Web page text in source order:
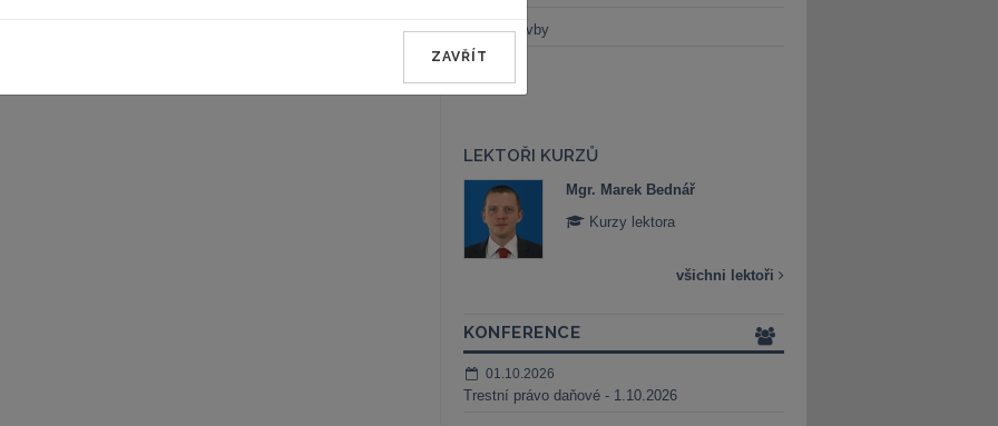
Černé stavby
LEKTOŘI KURZŮ
Mgr. Marek Bednář
Kurzy lektora
všichni lektoři
KONFERENCE
01.10.2026
Trestní právo daňové - 1.10.2026
ZAVŘÍT